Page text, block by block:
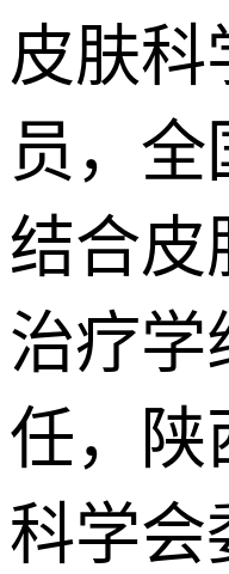
皮肤科
员，全
结合皮
治疗学
任，陕
科学会